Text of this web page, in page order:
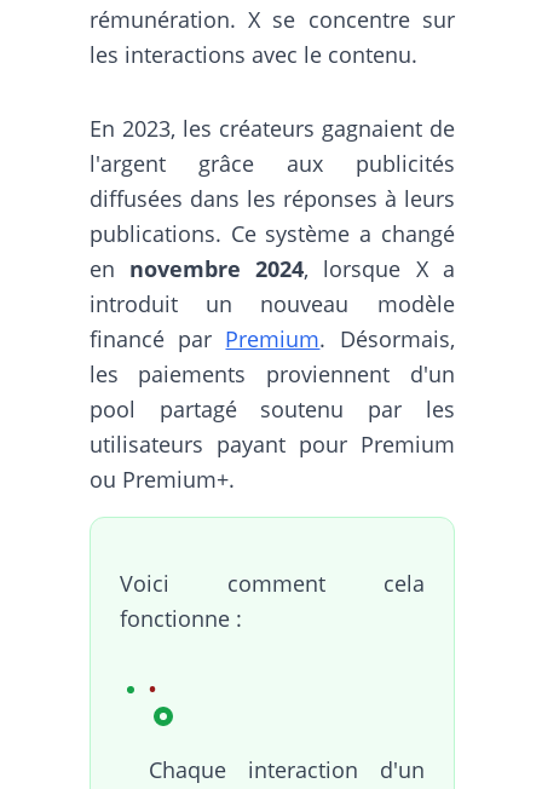
rémunération. X se concentre sur
les interactions avec le contenu.
En 2023, les créateurs gagnaient de
l'argent grâce aux publicités
diffusées dans les réponses à leurs
publications. Ce système a changé
en novembre 2024, lorsque X a
introduit un nouveau modèle
financé par Premium. Désormais,
les paiements proviennent d'un
pool partagé soutenu par les
utilisateurs payant pour Premium
ou Premium+.
Voici comment cela
fonctionne :
Chaque interaction d'un